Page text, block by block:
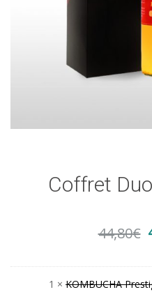
Coffret
44,80€
1 × KOMBUCHA